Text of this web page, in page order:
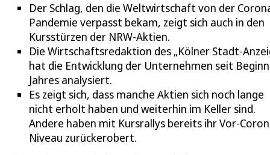
Der Schlag, den die Weltwirtschaft von der
Pandemie verpasst bekam, zeigt sich auch in den
Kursstürzen der NRW-Aktien.
Die Wirtschaftsredaktion des „Kölner Stadt-
hat die Entwicklung der Unternehmen seit
Jahres analysiert.
Es zeigt sich, dass manche Aktien sich noch lange
nicht erholt haben und weiterhin im Keller sind.
Andere haben mit Kursrallys bereits ihr Vor-
Niveau zurückerobert.